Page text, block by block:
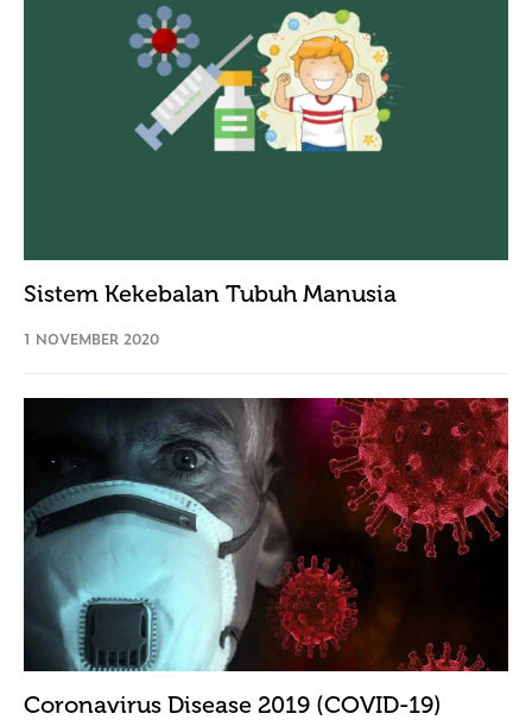
Sistem Kekebalan Tubuh Manusia
1 NOVEMBER 2020
Coronavirus Disease 2019 (COVID-19)